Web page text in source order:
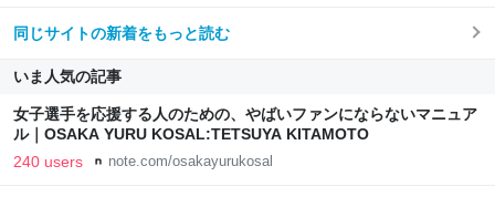
同じサイトの新着をもっと読む
いま人気の記事
女子選手を応援する人のための、やばいファンにならないマニュア
ル｜OSAKA YURU KOSAL:TETSUYA KITAMOTO
240 users note.com/osakayurukosal